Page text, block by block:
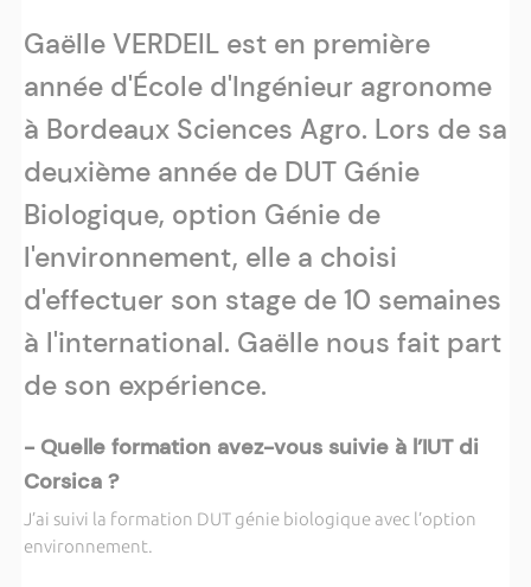
Gaëlle VERDEIL est en première
année d'École d'Ingénieur agronome
à Bordeaux Sciences Agro. Lors de sa
deuxième année de DUT Génie
Biologique, option Génie de
l'environnement, elle a choisi
d'effectuer son stage de 10 semaines
à l'international. Gaëlle nous fait part
de son expérience.
- Quelle formation avez-vous suivie à l’IUT di
Corsica ?
J’ai suivi la formation DUT génie biologique avec l’option
environnement.